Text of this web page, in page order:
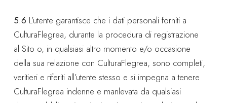
5.6 L’utente garantisce che i dati personali forniti a
CulturaFlegrea, durante la procedura di registrazione
al Sito o, in qualsiasi altro momento e/o occasione
della sua relazione con CulturaFlegrea, sono completi,
veritieri e riferiti all’utente stesso e si impegna a tenere
CulturaFlegrea indenne e manlevata da qualsiasi